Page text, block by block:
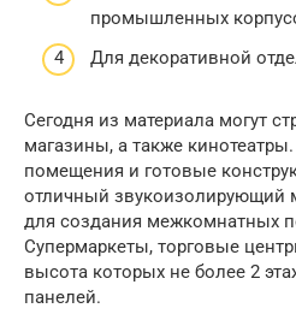
промышленных
Для декоративной
Сегодня из материала могут
магазины, а также
помещения и готовые
отличный звукоизолирующий
для создания межкомнатных
Супермаркеты, торговые
высота которых не более 2
панелей.